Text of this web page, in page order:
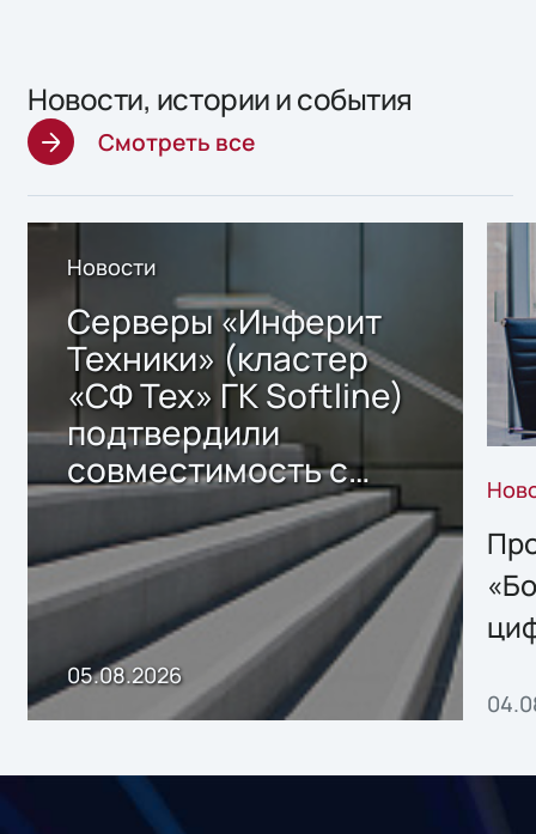
Новости, истории и события
Смотреть все
Новости
Серверы «Инферит
Техники» (кластер
«СФ Тех» ГК Softline)
подтвердили
совместимость с
решением Sharx
Storage 2.x для
хранения данных
05.08.2026